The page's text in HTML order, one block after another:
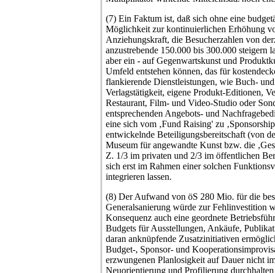
(7) Ein Faktum ist, daß sich ohne eine
Möglichkeit zur kontinuierlichen Erhöhung
Anziehungskraft, die Besucherzahlen von
anzustrebende 150.000 bis 300.000 steigern
aber ein - auf Gegenwartskunst und
Umfeld entstehen können, das für
flankierende Dienstleistungen, wie Buch-
Verlagstätigkeit, eigene Produkt-Editionen,
Restaurant, Film- und Video-Studio oder
entsprechenden Angebots- und
eine sich vom ‚Fund Raising' zu
entwickelnde Beteiligungsbereitschaft (von
Museum für angewandte Kunst bzw. die
Z. 1/3 im privaten und 2/3 im öffentlichen
sich erst im Rahmen einer solchen
integrieren lassen.
(8) Der Aufwand von öS 280 Mio. für die
Generalsanierung würde zur Fehlinvestition
Konsequenz auch eine geordnete
Budgets für Ausstellungen, Ankäufe,
daran anknüpfende Zusatzinitiativen
Budget-, Sponsor- und
erzwungenen Planlosigkeit auf Dauer nicht
Neuorientierung und Profilierung durchhalten